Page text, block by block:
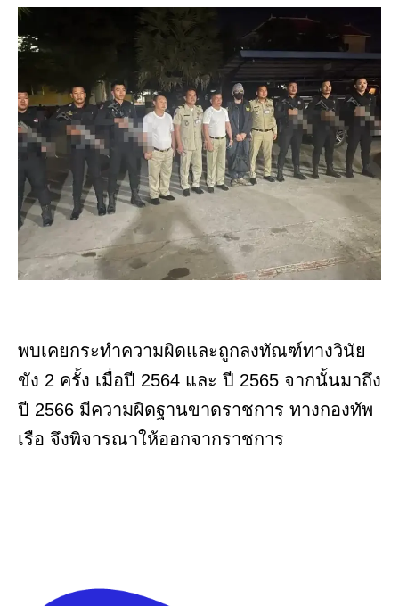
พบเคยกระทำความผิดและถูกลงทัณฑ์ทางวินัย
ขัง 2 ครั้ง เมื่อปี 2564 และ ปี 2565 จากนั้นมาถึง
ปี 2566 มีความผิดฐานขาดราชการ ทางกองทัพ
เรือ จึงพิจารณาให้ออกจากราชการ